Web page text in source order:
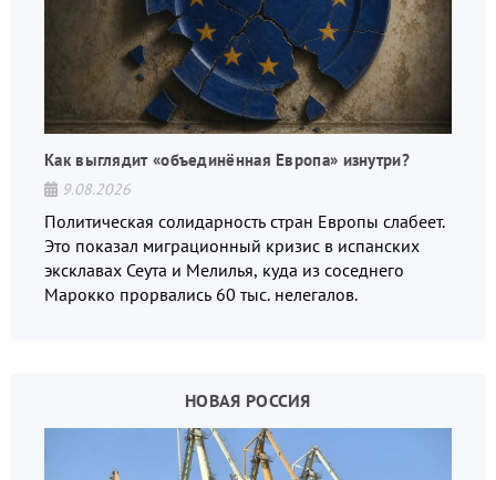
Как выглядит «объединённая Европа» изнутри?
9.08.2026
Политическая солидарность стран Европы слабеет.
Это показал миграционный кризис в испанских
эксклавах Сеута и Мелилья, куда из соседнего
Марокко прорвались 60 тыс. нелегалов.
НОВАЯ РОССИЯ